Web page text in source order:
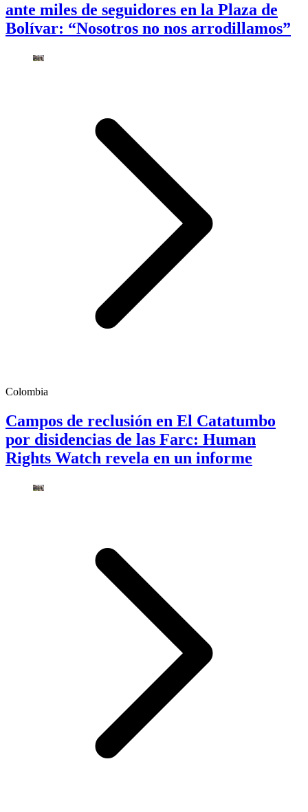
ante miles de seguidores en la Plaza de
Bolívar: “Nosotros no nos arrodillamos”
Colombia
Campos de reclusión en El Catatumbo
por disidencias de las Farc: Human
Rights Watch revela en un informe